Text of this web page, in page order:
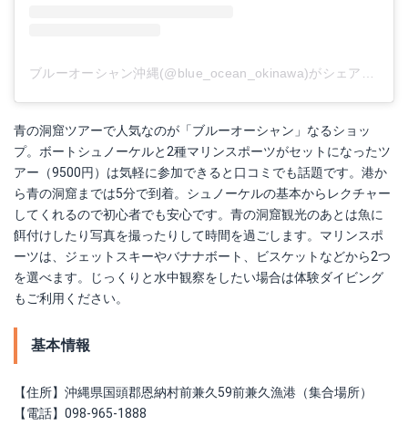
ブルーオーシャン沖縄(@blue_ocean_okinawa)がシェアした投稿
青の洞窟ツアーで人気なのが「ブルーオーシャン」なるショッ
プ。ボートシュノーケルと2種マリンスポーツがセットになったツ
アー（9500円）は気軽に参加できると口コミでも話題です。港か
ら青の洞窟までは5分で到着。シュノーケルの基本からレクチャー
してくれるので初心者でも安心です。青の洞窟観光のあとは魚に
餌付けしたり写真を撮ったりして時間を過ごします。マリンスポ
ーツは、ジェットスキーやバナナボート、ビスケットなどから2つ
を選べます。じっくりと水中観察をしたい場合は体験ダイビング
もご利用ください。
基本情報
【住所】沖縄県国頭郡恩納村前兼久59前兼久漁港（集合場所）
【電話】098-965-1888